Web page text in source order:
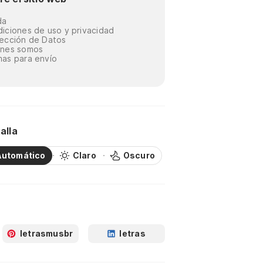
de uso y privacidad
de Datos
somos
para envío
Claro Oscuro
letrasmusbr letras